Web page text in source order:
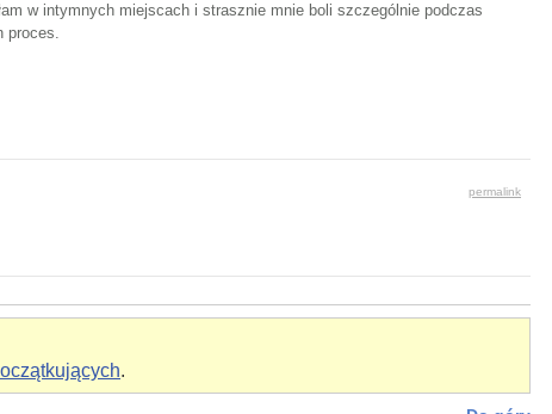
w intymnych miejscach i strasznie mnie boli szczególnie podczas
proces.
permalink
.